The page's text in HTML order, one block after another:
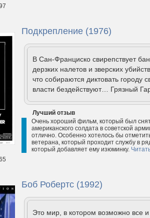
Подкрепление (1976)
В Сан-Франциско свирепствует
дерзких налетов и зверских
что собираются диктовать
власти бездействуют… Грязный
Лучший отзыв
Очень хороший фильм, который был
американского солдата в советской
отлично. Особенно хотелось бы
ветерана, который проходит службу в
который добавляет ему изюминку.
Боб Робертс (1992)
Это мир, в котором возможно все